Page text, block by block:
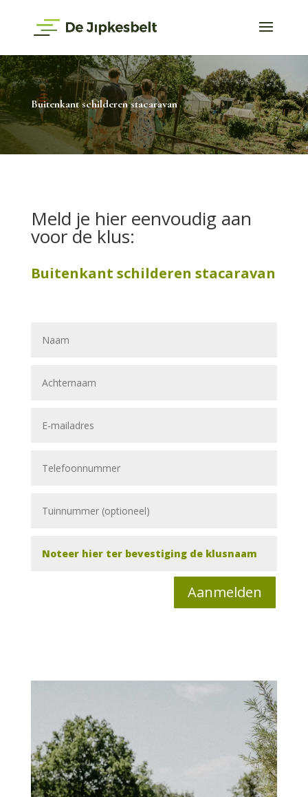
Buitenkant schilderen stacaravan
Meld je hier eenvoudig aan
voor de klus:
Buitenkant schilderen stacaravan
Aanmelden